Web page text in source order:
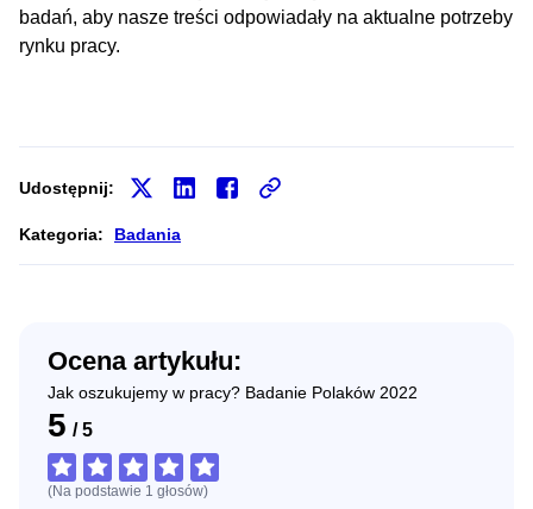
badań, aby nasze treści odpowiadały na aktualne potrzeby
rynku pracy.
Udostępnij:
Kategoria: Badania
Ocena artykułu:
Jak oszukujemy w pracy? Badanie Polaków 2022
5 / 5
(Na podstawie 1 głosów)